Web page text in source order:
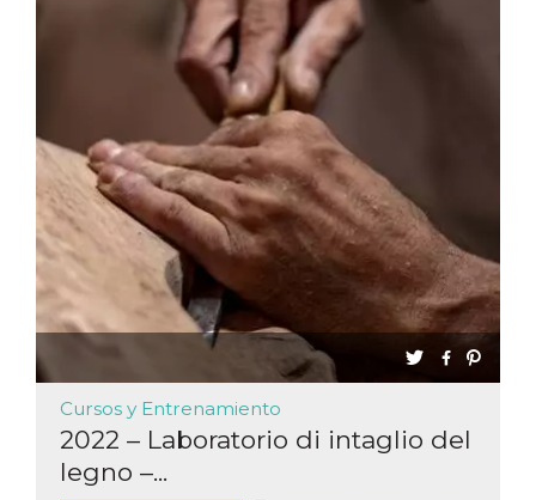
Cursos y Entrenamiento
2022 – Laboratorio di intaglio del
legno –...